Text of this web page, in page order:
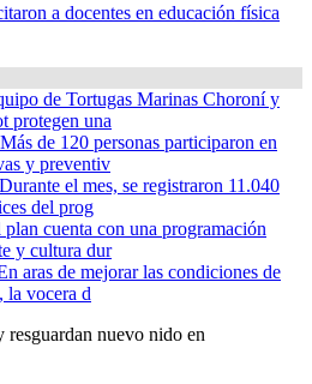
a docentes en educación física
de Tortugas Marinas Choroní y
protegen una
de 120 personas participaron en
y preventiv
el mes, se registraron 11.040
del prog
plan cuenta con una programación
y cultura dur
aras de mejorar las condiciones de
la vocera d